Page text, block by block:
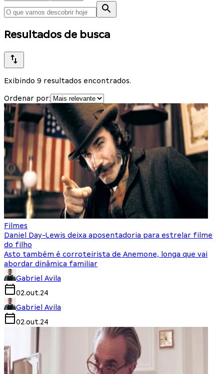
Resultados de busca
Exibindo 9 resultados encontrados.
Ordenar por:
Filmes
Daniel Day-Lewis deixa aposentadoria para estrelar filme
do filho
Asto também é corroteirista de Anemone, longa que vai
abordar dinâmica familiar
Gabriel Avila
02.out.24
Gabriel Avila
02.out.24